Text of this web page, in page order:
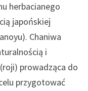
herbacianego
japońskiej
Chaniwa
i
prowadząca do
przygotować